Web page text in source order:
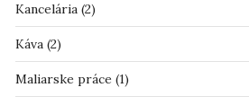
Kancelária(2)
Káva(2)
Maliarske práce (1)